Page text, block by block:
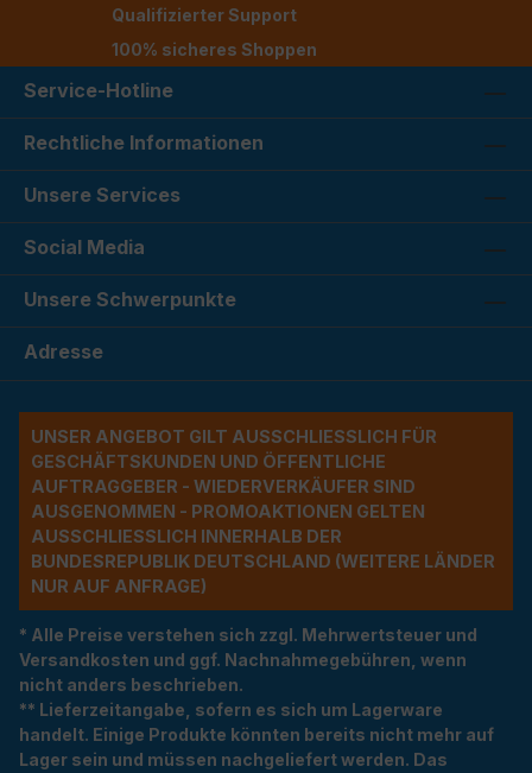
Qualifizierter Support
100% sicheres Shoppen
Service-Hotline
Rechtliche Informationen
Unsere Services
Social Media
Unsere Schwerpunkte
Adresse
UNSER ANGEBOT GILT AUSSCHLIESSLICH FÜR G
ESCHÄFTSKUNDEN UND ÖFFENTLICHE A
UFTRAGGEBER - WIEDERVERKÄUFER SIND A
USGENOMMEN - PROMOAKTIONEN GELTEN A
USSCHLIESSLICH INNERHALB DER BU
NDESREPUBLIK DEUTSCHLAND (WEITERE LÄNDER NU
R AUF ANFRAGE)
* Alle Preise verstehen sich zzgl. Mehrwertsteuer und
Versandkosten und ggf. Nachnahmegebühren, wenn
nicht anders beschrieben.
** Lieferzeitangabe, sofern es sich um Lagerware
handelt. Einige Produkte könnten bereits nicht mehr auf
Lager sein und müssen nachgeliefert werden. Das